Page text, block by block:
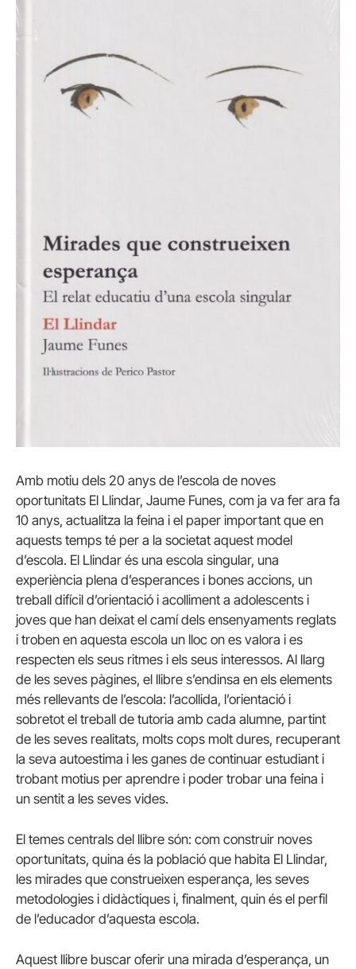
Amb motiu dels 20 anys de l’escola de noves
oportunitats El Llindar, Jaume Funes, com ja va fer ara fa
10 anys, actualitza la feina i el paper important que en
aquests temps té per a la societat aquest model
d’escola. El Llindar és una escola singular, una
experiència plena d’esperances i bones accions, un
treball difícil d’orientació i acolliment a adolescents i
joves que han deixat el camí dels ensenyaments reglats
i troben en aquesta escola un lloc on es valora i es
respecten els seus ritmes i els seus interessos. Al llarg
de les seves pàgines, el llibre s’endinsa en els elements
més rellevants de l’escola: l’acollida, l’orientació i
sobretot el treball de tutoria amb cada alumne, partint
de les seves realitats, molts cops molt dures, recuperant
la seva autoestima i les ganes de continuar estudiant i
trobant motius per aprendre i poder trobar una feina i
un sentit a les seves vides.
El temes centrals del llibre són: com construir noves
oportunitats, quina és la població que habita El Llindar,
les mirades que construeixen esperança, les seves
metodologies i didàctiques i, finalment, quin és el perfil
de l’educador d’aquesta escola.
Aquest llibre buscar oferir una mirada d’esperança, un